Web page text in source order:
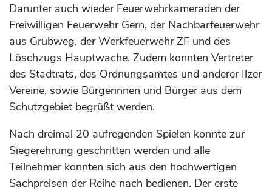
Darunter auch wieder Feuerwehrkameraden der
Freiwilligen Feuerwehr Gern, der Nachbarfeuerwehr
aus Grubweg, der Werkfeuerwehr ZF und des
Löschzugs Hauptwache. Zudem konnten Vertreter
des Stadtrats, des Ordnungsamtes und anderer Ilzer
Vereine, sowie Bürgerinnen und Bürger aus dem
Schutzgebiet begrüßt werden.
Nach dreimal 20 aufregenden Spielen konnte zur
Siegerehrung geschritten werden und alle
Teilnehmer konnten sich aus den hochwertigen
Sachpreisen der Reihe nach bedienen. Der erste